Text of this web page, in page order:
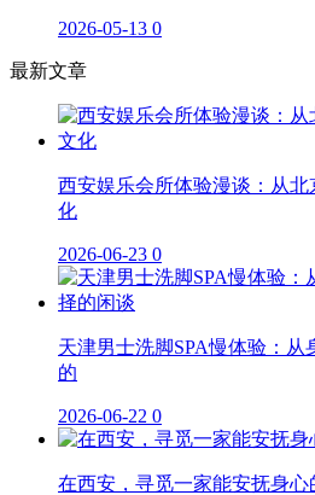
2026-05-13 0
最新文章
西安娱乐会所体验漫谈：从
化
2026-06-23 0
天津男士洗脚SPA慢体验：
的
2026-06-22 0
在西安，寻觅一家能安抚身心